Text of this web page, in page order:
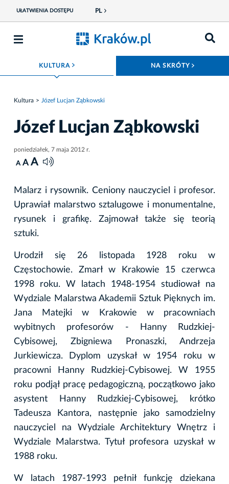
UŁATWIENIA DOSTĘPU PL
KULTURA ROZWIŃ MENU NA SKRÓTY
Kultura Józef Lucjan Ząbkowski
Józef Lucjan Ząbkowski
poniedziałek, 7 maja 2012 r.
A A A
Malarz i rysownik. Ceniony nauczyciel i profesor.
Uprawiał malarstwo sztalugowe i monumentalne,
rysunek i grafikę. Zajmował także się teorią
sztuki.
Urodził się 26 listopada 1928 roku w
Częstochowie. Zmarł w Krakowie 15 czerwca
1998 roku. W latach 1948-1954 studiował na
Wydziale Malarstwa Akademii Sztuk Pięknych im.
Jana Matejki w Krakowie w pracowniach
wybitnych profesorów - Hanny Rudzkiej-
Cybisowej, Zbigniewa Pronaszki, Andrzeja
Jurkiewicza. Dyplom uzyskał w 1954 roku w
pracowni Hanny Rudzkiej-Cybisowej. W 1955
roku podjął pracę pedagogiczną, początkowo jako
asystent Hanny Rudzkiej-Cybisowej, krótko
Tadeusza Kantora, następnie jako samodzielny
nauczyciel na Wydziale Architektury Wnętrz i
Wydziale Malarstwa. Tytuł profesora uzyskał w
1988 roku.
W latach 1987-1993 pełnił funkcję dziekana